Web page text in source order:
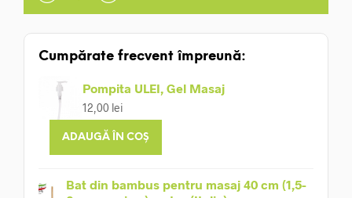
Cumpărate frecvent împreună:
Pompita ULEI, Gel Masaj
12,00 lei
ADAUGĂ ÎN COȘ
Bat din bambus pentru masaj 40 cm (1,5-